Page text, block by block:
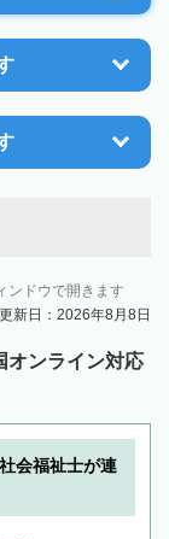
ンドウで開きます
更新日：2026年8月8日
オンライン対応
会福祉士が連